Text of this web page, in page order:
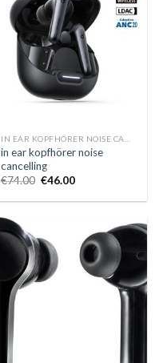
in ear kopfhörer noise
cancelling
€74.00 €46.00